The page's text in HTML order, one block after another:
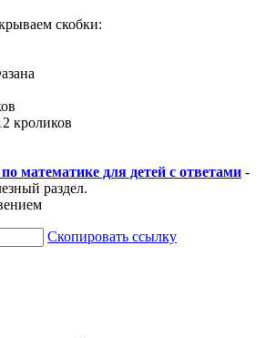
скобки:
кроликов
математике для детей с ответами -
раздел.
Скопировать ссылку